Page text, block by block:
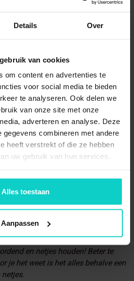
Details Over
van cookies
om content en advertenties te
voor social media te bieden
te analyseren. Ook delen we
van onze site met onze
adverteren en analyse. Deze
gegevens combineren met andere
heeft verstrekt of die ze hebben
uw gebruik van hun services.
Alles toestaan
Aanpassen
gebied geplaatst om de
te
locaties waar items met een
worden opgeslagen. Deze
zo vaak verkocht als die op de
nog steeds van groot belang. Ze
iets verder weg van het
gebied.
zijn de locaties in het magazijn
lage vraag worden opgeslagen. Dit
worden verkocht en meestal
in het magazijn opgeslagen; ze
vaak nodig om te pakken.
neus van elke werknemer dezelfde
jouw medewerkers vaak herinnerd
en netjes houden! Beter te
je het weet is het alles behalve een